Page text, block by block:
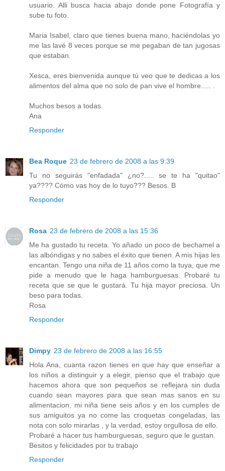
usuario. Alli busca hacia abajo donde pone Fotografía y
sube tu foto.
Maria Isabel, claro que tienes buena mano, haciéndolas yo
me las lavé 8 veces porque se me pegaban de tan jugosas
que estaban.
Xesca, eres bienvenida aunque tú veo que te dedicas a los
alimentos del alma que no solo de pan vive el hombre..... .
Muchos besos a todas.
Ana
Responder
Bea Roque 23 de febrero de 2008 a las 9:39
Tu no seguirás "enfadada" ¿no?..... se te ha "quitao"
ya???? Cómo vas hoy de lo tuyo??? Besos. B
Responder
Rosa 23 de febrero de 2008 a las 15:36
Me ha gustado tu receta. Yo añado un poco de bechamel a
las albóndigas y no sabes el éxito que tienen. A mis hijas les
encantan. Tengo una niña de 11 años como la tuya, que me
pide a menudo que le haga hamburguesas. Probaré tu
receta que se que le gustará. Tu hija mayor preciosa. Un
beso para todas.
Rosa
Responder
Dimpy 23 de febrero de 2008 a las 16:55
Hola Ana, cuanta razon tienes en que hay que enseñar a
los niños a distinguir y a elegir, pienso que el trabajo que
hacemos ahora que son pequeños se reflejara sin duda
cuando sean mayores para que sean mas sanos en su
alimentacion, mi niña tiene seis años y en los cumples de
sus amiguitos ya no come las croquetas congeladas, las
nota con solo mirarlas , y la verdad, estoy orgullosa de ello.
Probaré a hacer tus hamburguesas, seguro que le gustan.
Besitos y felicidades por tu trabajo
Responder